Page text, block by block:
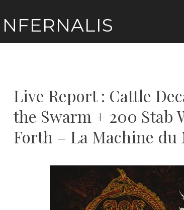
Live Report : Cattle
the Swarm + 200 Stab
Forth – La Machine du